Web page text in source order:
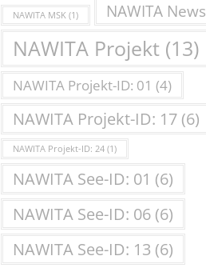
NAWITA MSK (1) NAWITA News
NAWITA Projekt (13)
NAWITA Projekt-ID: 01 (4)
NAWITA Projekt-ID: 17 (6)
NAWITA Projekt-ID: 24 (1)
NAWITA See-ID: 01 (6)
NAWITA See-ID: 06 (6)
NAWITA See-ID: 13 (6)